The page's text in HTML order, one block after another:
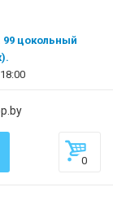
99 цокольный
0